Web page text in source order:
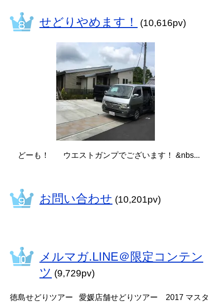
せどりやめます！ (10,616pv)
どーも！ ウエストガンプでございます！ &nbs...
お問い合わせ (10,201pv)
メルマガ.LINE＠限定コンテン
ツ (9,729pv)
徳島せどりツアー 愛媛店舗せどりツアー 2017 マスタ